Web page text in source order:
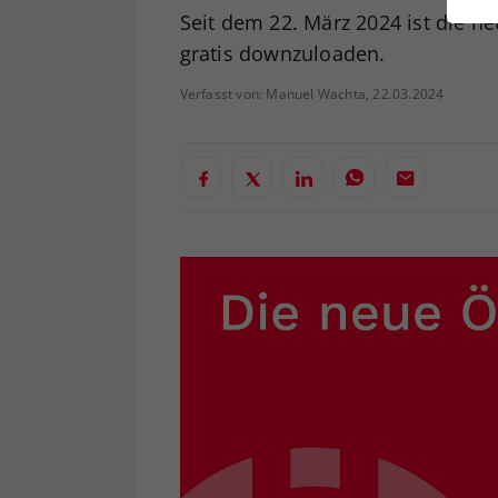
Seit dem 22. März 2024 ist die
gratis downzuloaden.
Verfasst von: Manuel Wachta, 22.03.2024